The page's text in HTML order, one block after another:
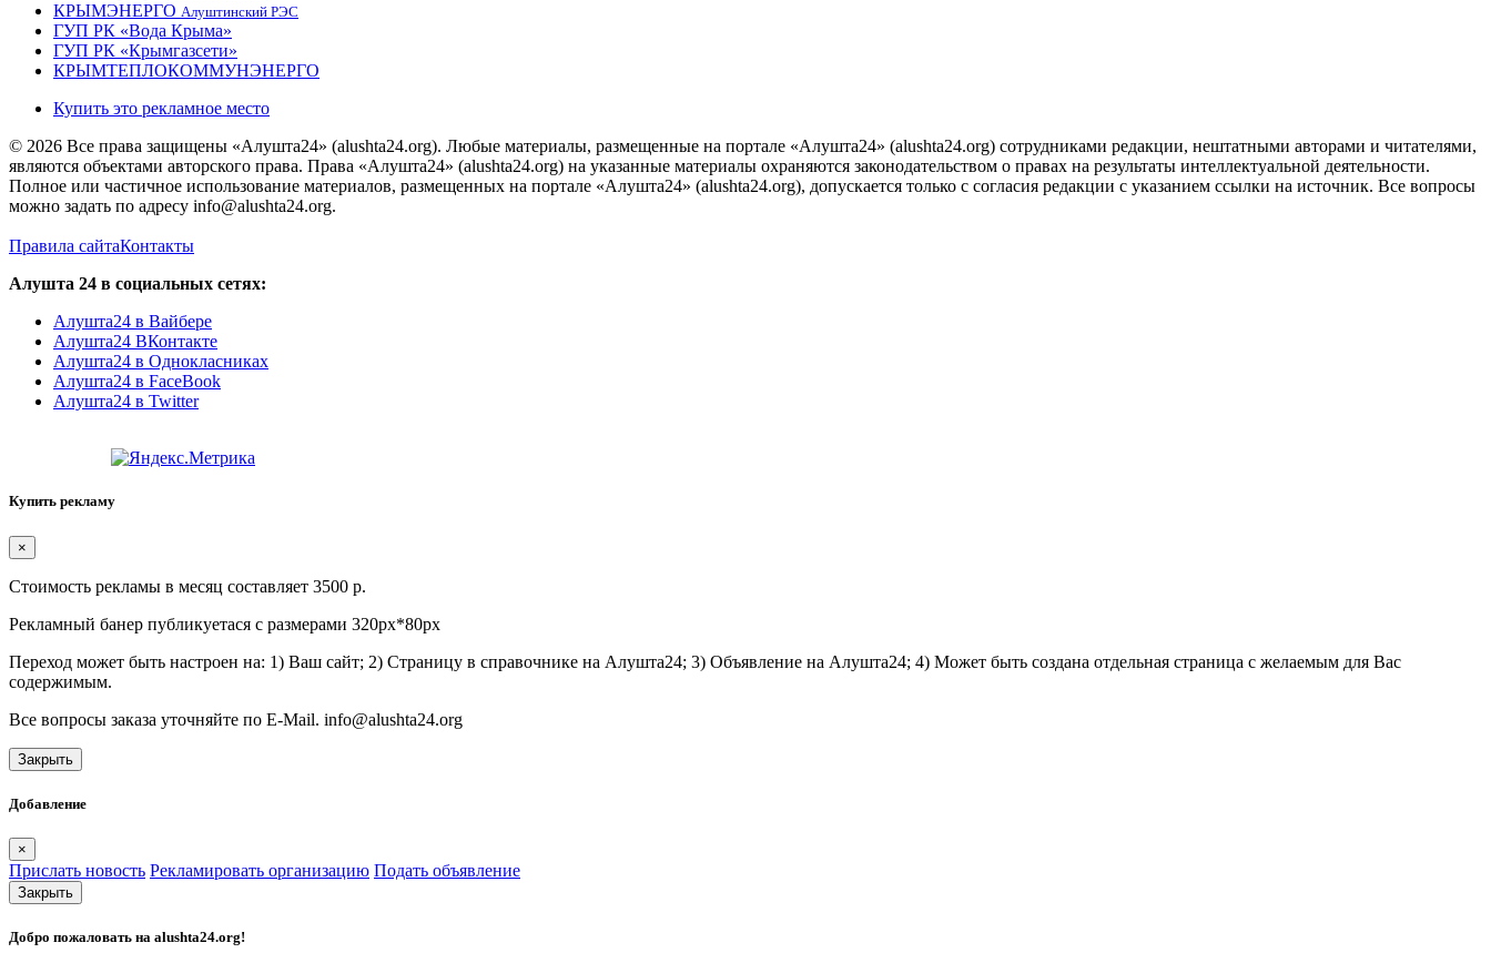
КРЫМЭНЕРГО Алуштинский РЭС
ГУП РК «Вода Крыма»
ГУП РК «Крымгазсети»
КРЫМТЕПЛОКОММУНЭНЕРГО
Купить это рекламное место
© 2026 Все права защищены «Алушта24» (alushta24.org). Любые материалы, размещенные на портале «Алушта24» (alushta24.org) сотрудниками редакции, нештатными авторами и читателями,
являются объектами авторского права. Права «Алушта24» (alushta24.org) на указанные материалы охраняются законодательством о правах на результаты интеллектуальной деятельности.
Полное или частичное использование материалов, размещенных на портале «Алушта24» (alushta24.org), допускается только с согласия редакции с указанием ссылки на источник. Все вопросы
можно задать по адресу info@alushta24.org.
Правила сайтаКонтакты
Алушта 24 в социальных сетях:
Алушта24 в Вайбере
Алушта24 ВКонтакте
Алушта24 в Однокласниках
Алушта24 в FaceBook
Алушта24 в Twitter
Купить рекламу
×
Стоимость рекламы в месяц составляет 3500 р.
Рекламный банер публикуетася с размерами 320px*80px
Переход может быть настроен на: 1) Ваш сайт; 2) Страницу в справочнике на Алушта24; 3) Объявление на Алушта24; 4) Может быть создана отдельная страница с желаемым для Вас
содержимым.
Все вопросы заказа уточняйте по E-Mail. info@alushta24.org
Закрыть
Добавление
×
Прислать новость Рекламировать организацию Подать объявление
Закрыть
Добро пожаловать на alushta24.org!